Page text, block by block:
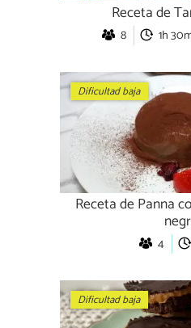
Receta de
8 1h
Dificultad baja
Receta de Panna
4
Dificultad baja